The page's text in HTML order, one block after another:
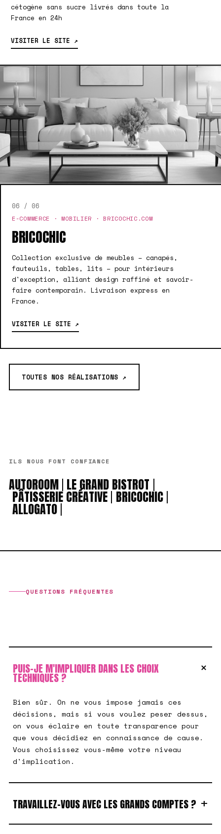
cétogène sans sucre livrés dans toute la
France en 24h
VISITER LE SITE ↗
06 / 06
E-COMMERCE · MOBILIER · BRICOCHIC.COM
BRICOCHIC
Collection exclusive de meubles – canapés,
fauteuils, tables, lits – pour intérieurs
d'exception, alliant design raffiné et savoir-
faire contemporain. Livraison express en
France.
VISITER LE SITE ↗
TOUTES NOS RÉALISATIONS ↗
ILS NOUS FONT CONFIANCE
AUTOROOM LE GRAND BISTROT
PÂTISSERIE CRÉATIVE BRICOCHIC
ALLOGATO
QUESTIONS FRÉQUENTES
PUIS-JE M'IMPLIQUER DANS LES CHOIX
TECHNIQUES ?
+
Bien sûr. On ne vous impose jamais ces
décisions, mais si vous voulez peser dessus,
on vous éclaire en toute transparence pour
que vous décidiez en connaissance de cause.
Vous choisissez vous-même votre niveau
d'implication.
TRAVAILLEZ-VOUS AVEC LES GRANDS COMPTES ? +